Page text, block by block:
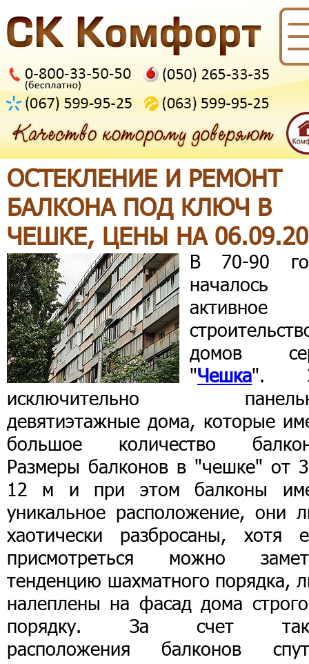
ОСТЕКЛЕНИЕ И РЕМОНТ
БАЛКОНА ПОД КЛЮЧ В
ЧЕШКЕ, ЦЕНЫ НА
В 70-90
началось
активное
домов
"Чешка".
исключительно
девятиэтажные дома, которые
большое количество
Размеры балконов в "чешке" от
12 м и при этом балконы
уникальное расположение, они
хаотически разбросаны, хотя
присмотреться можно
тенденцию шахматного порядка,
налеплены на фасад дома
порядку. За счет
расположения балконов